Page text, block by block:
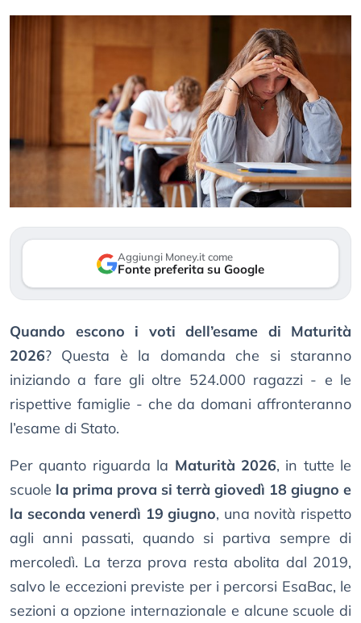
Aggiungi Money.it come
Fonte preferita su Google
Quando escono i voti dell’esame di Maturità
2026? Questa è la domanda che si staranno
iniziando a fare gli oltre 524.000 ragazzi - e le
rispettive famiglie - che da domani affronteranno
l’esame di Stato.
Per quanto riguarda la Maturità 2026, in tutte le
scuole la prima prova si terrà giovedì 18 giugno e
la seconda venerdì 19 giugno, una novità rispetto
agli anni passati, quando si partiva sempre di
mercoledì. La terza prova resta abolita dal 2019,
salvo le eccezioni previste per i percorsi EsaBac, le
sezioni a opzione internazionale e alcune scuole di